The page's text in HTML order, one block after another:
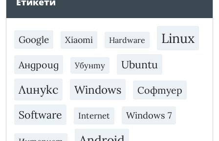
Google Xiaomi Hardware Linux
Андроид Убунту Ubuntu
Линукс Windows Софтуер
Software Internet Windows 7